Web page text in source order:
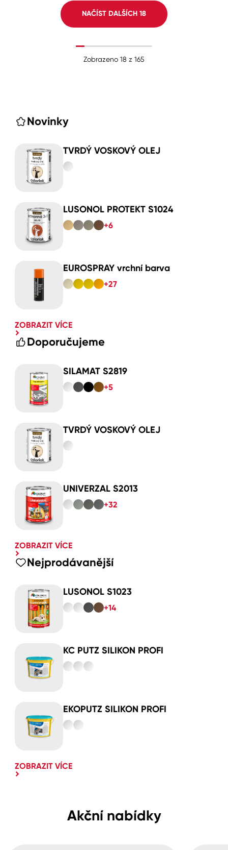
NAČÍST DALŠÍCH 18
Zobrazeno 18 z 165
Novinky
TVRDÝ VOSKOVÝ OLEJ
LUSONOL PROTEKT S1024
+6
EUROSPRAY vrchní barva
+27
ZOBRAZIT VÍCE
Doporučujeme
SILAMAT S2819
+5
TVRDÝ VOSKOVÝ OLEJ
UNIVERZAL S2013
+32
ZOBRAZIT VÍCE
Nejprodávanější
LUSONOL S1023
+14
KC PUTZ SILIKON PROFI
EKOPUTZ SILIKON PROFI
ZOBRAZIT VÍCE
Akční nabídky